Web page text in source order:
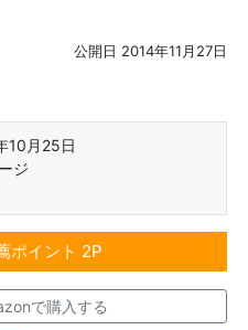
公開日 2014年11月27日
10月25日
ジ
ポイント 2P
で購入する